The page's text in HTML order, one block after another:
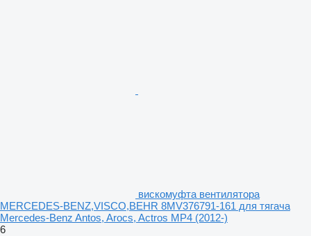
вискомуфта вентилятора
MERCEDES-BENZ,VISCO,BEHR 8MV376791-161 для тягача
Mercedes-Benz Antos, Arocs, Actros MP4 (2012-)
6